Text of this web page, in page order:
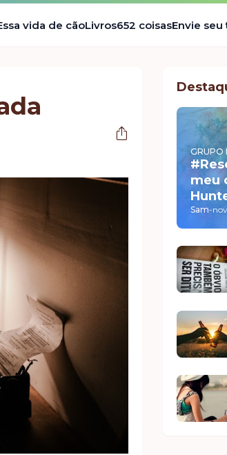
vida de cãoLivros652 coisasEnvie
GRUPO
meu
Sam-